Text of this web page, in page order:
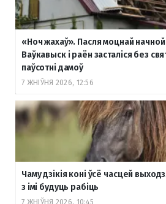
«Ноч жахаў». Пасля моцнай
Ваўкавыск і раён засталіся без
паўсотні дамоў
7 ЖНІЎНЯ 2026, 12:56
Чаму дзікія коні ўсё часцей
з імі будуць рабіць